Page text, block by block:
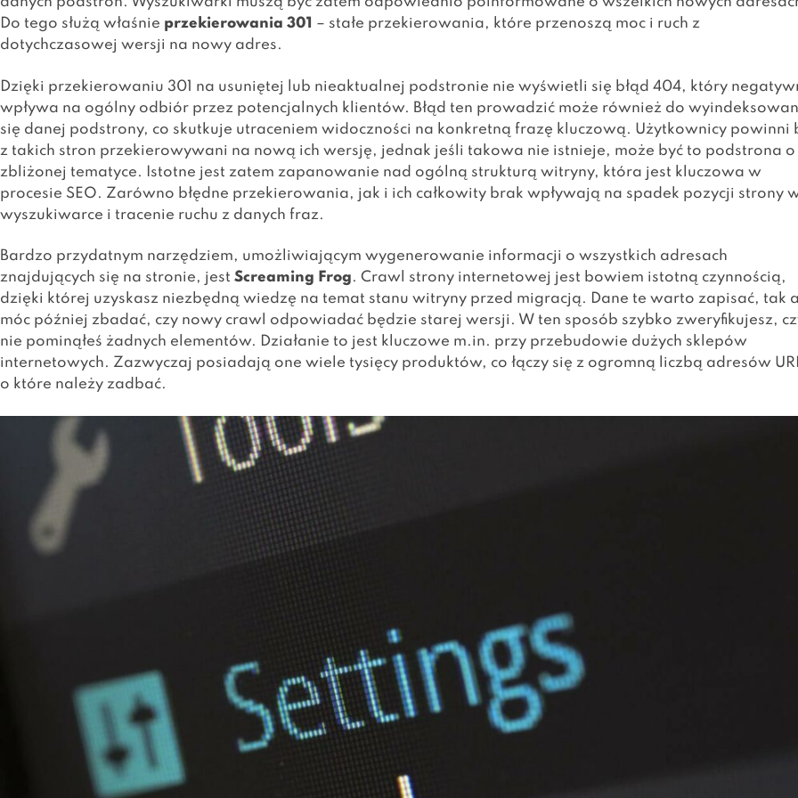
Do tego służą właśnie przekierowania 301 – stałe przekierowania, które przenoszą moc i ruch z
dotychczasowej wersji na nowy adres.
Dzięki przekierowaniu 301 na usuniętej lub nieaktualnej podstronie nie wyświetli się błąd 404, który
wpływa na ogólny odbiór przez potencjalnych klientów. Błąd ten prowadzić może również do
się danej podstrony, co skutkuje utraceniem widoczności na konkretną frazę kluczową. Użytkownicy powinni
z takich stron przekierowywani na nową ich wersję, jednak jeśli takowa nie istnieje, może być to podstrona o
zbliżonej tematyce. Istotne jest zatem zapanowanie nad ogólną strukturą witryny, która jest kluczowa w
procesie SEO. Zarówno błędne przekierowania, jak i ich całkowity brak wpływają na spadek pozycji strony
wyszukiwarce i tracenie ruchu z danych fraz.
Bardzo przydatnym narzędziem, umożliwiającym wygenerowanie informacji o wszystkich adresach
znajdujących się na stronie, jest Screaming Frog. Crawl strony internetowej jest bowiem istotną czynnością,
dzięki której uzyskasz niezbędną wiedzę na temat stanu witryny przed migracją. Dane te warto zapisać, tak
móc później zbadać, czy nowy crawl odpowiadać będzie starej wersji. W ten sposób szybko zweryfikujesz,
nie pominąłeś żadnych elementów. Działanie to jest kluczowe m.in. przy przebudowie dużych sklepów
internetowych. Zazwyczaj posiadają one wiele tysięcy produktów, co łączy się z ogromną liczbą adresów
o które należy zadbać.